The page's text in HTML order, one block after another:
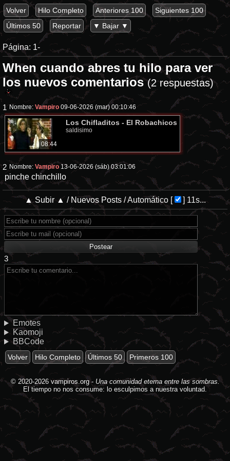
Volver Hilo Completo Anteriores 100
Siguientes 100
Últimos 50
Reportar ▼ Bajar ▼
Página: 1-
When cuando abres tu hilo para ver
los nuevos comentarios(2 respuestas)
1 Nombre:Vampiro 09-06-2026 (mar) 00:10:46
08:44
Los Chifladitos - El Robachicos
saldisimo
2 Nombre:Vampiro 13-06-2026 (sáb) 03:01:06
pinche chinchillo
▲ Subir ▲ / Nuevos Posts/Automático[ ] 11s...
3
Emotes
Kaomoji
BBCode
Volver Hilo Completo Últimos 50 Primeros 100
© 2020-2026 vampiros.org- Una comunidad eterna entre las sombras.
El tiempo no nos consume: lo esculpimos a nuestra voluntad.